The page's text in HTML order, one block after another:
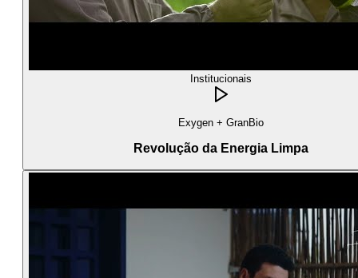
Institucionais
Exygen + GranBio
Revolução da Energia Limpa